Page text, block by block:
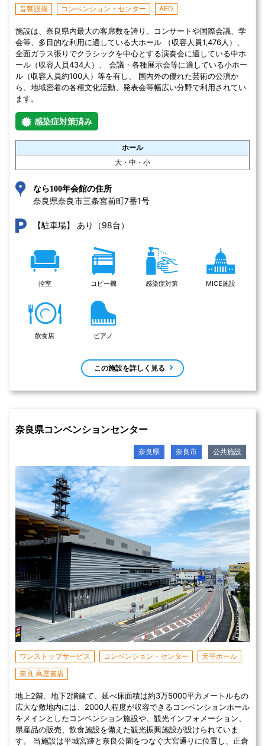
音響設備 コンベンション・センター AED
施設は、奈良県内最大の客席数を誇り、コンサートや国際会議、学
会等、多目的な利用に適している大ホール （収容人員1,476人）、
全面ガラス張りでクラシックを中心とする演奏会に適している中ホ
ール（収容人員434人）、 会議・各種展示会等に適している小ホー
ル（収容人員約100人）等を有し、 国内外の優れた芸術の公演か
ら、地域密着の各種文化活動、発表会等幅広い分野で利用されてい
ます。
感染症対策済み
ホール
大・中・小
なら100年会館の住所
奈良県奈良市三条宮前町7番1号
【駐車場】 あり（98台）
控室 コピー機 感染症対策 MICE施設
飲食店 ピアノ
この施設を詳しく見る
奈良県コンベンションセンター
奈良県 奈良市 公共施設
ワンストップサービス コンベンション・センター
天平ホール
奈良 蔦屋書店
地上2階、地下2階建て、延べ床面積は約3万5000平方メートルもの
広大な敷地内には、2000人程度が収容できるコンベンションホール
をメインとしたコンベンション施設や、観光インフォメーション、
県産品の販売、飲食施設を備えた観光振興施設が設けられていま
す。 当施設は平城宮跡と奈良公園をつなぐ大宮通りに位置し、正倉